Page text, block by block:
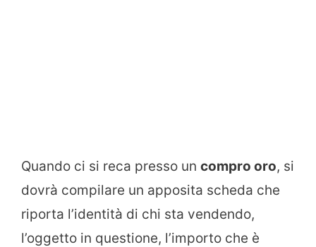
Quando ci si reca presso un compro oro, si
dovrà compilare un apposita scheda che
riporta l’identità di chi sta vendendo,
l’oggetto in questione, l’importo che è